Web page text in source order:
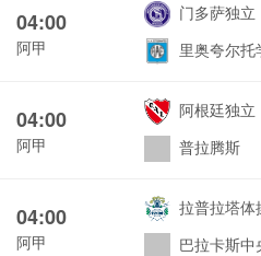
04:00
阿甲
门多萨独立
里奥夸尔托
04:00
阿甲
阿根廷独立
普拉腾斯
04:00
阿甲
拉普拉塔体
巴拉卡斯中